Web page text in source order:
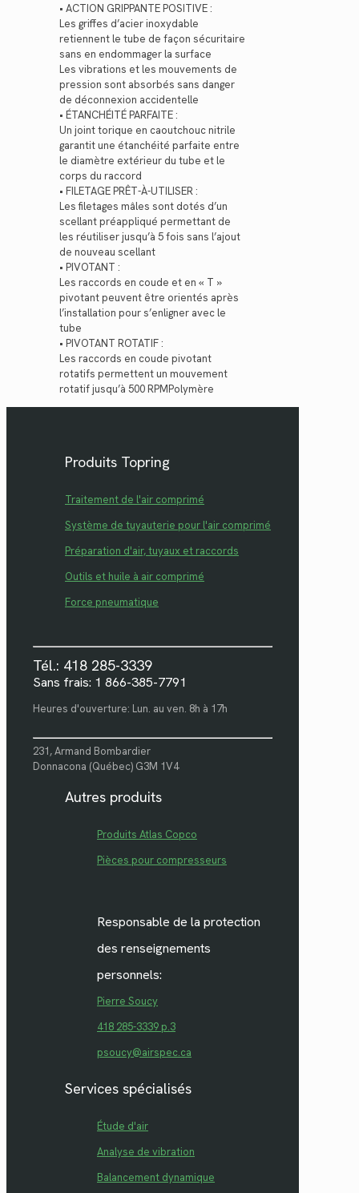
• ACTION GRIPPANTE POSITIVE :
Les griffes d’acier inoxydable
retiennent le tube de façon sécuritaire
sans en endommager la surface
Les vibrations et les mouvements de
pression sont absorbés sans danger
de déconnexion accidentelle
• ÉTANCHÉITÉ PARFAITE :
Un joint torique en caoutchouc nitrile
garantit une étanchéité parfaite entre
le diamètre extérieur du tube et le
corps du raccord
• FILETAGE PRÊT-À-UTILISER :
Les filetages mâles sont dotés d’un
scellant préappliqué permettant de
les réutiliser jusqu’à 5 fois sans l’ajout
de nouveau scellant
• PIVOTANT :
Les raccords en coude et en « T »
pivotant peuvent être orientés après
l’installation pour s’enligner avec le
tube
• PIVOTANT ROTATIF :
Les raccords en coude pivotant
rotatifs permettent un mouvement
rotatif jusqu’à 500 RPMPolymère
Produits Topring
Traitement de l'air comprimé
Système de tuyauterie pour l'air comprimé
Préparation d'air, tuyaux et raccords
Outils et huile à air comprimé
Force pneumatique
Tél.: 418 285-3339
Sans frais: 1 866-385-7791
Heures d'ouverture: Lun. au ven. 8h à 17h
231, Armand Bombardier
Donnacona (Québec) G3M 1V4
Autres produits
Produits Atlas Copco
Pièces pour compresseurs
Responsable de la protection
des renseignements
personnels:
Pierre Soucy
418 285-3339 p.3
psoucy@airspec.ca
Services spécialisés
Étude d'air
Analyse de vibration
Balancement dynamique